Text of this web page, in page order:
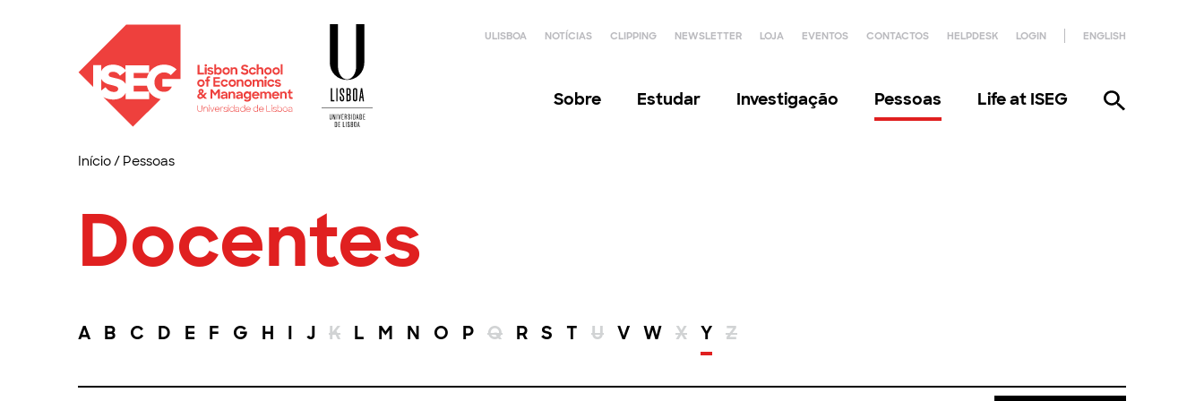
ULISBOA NOTÍCIAS CLIPPING NEWSLETTER LOJA EVENTOS CONTACTOS HELPDESK LOGIN ENGLISH
Sobre Estudar Investigação Pessoas Life at ISEG
Início/ Pessoas
Docentes
A B C D E F G H I J K L M N O P Q R S T U V W X Y Z